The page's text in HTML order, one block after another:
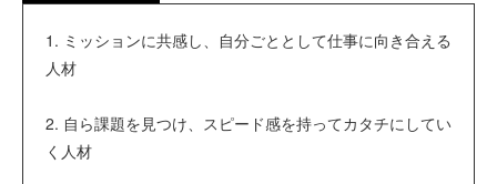
1. ミッションに共感し、自分ごととして仕事に向き合える
人材
2. 自ら課題を見つけ、スピード感を持ってカタチにしてい
く人材